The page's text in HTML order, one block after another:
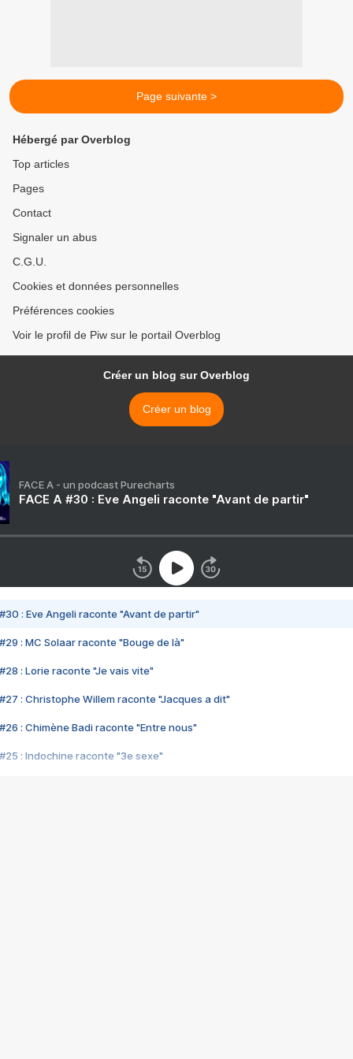
Page suivante >
Hébergé par Overblog
Top articles
Pages
Contact
Signaler un abus
C.G.U.
Cookies et données personnelles
Préférences cookies
Voir le profil de Piw sur le portail Overblog
Créer un blog sur Overblog
Créer un blog
FACE A - un podcast Purecharts
FACE A #30 : Eve Angeli raconte "Avant de partir"
#30 : Eve Angeli raconte "Avant de partir"
#29 : MC Solaar raconte "Bouge de là"
#28 : Lorie raconte "Je vais vite"
#27 : Christophe Willem raconte "Jacques a dit"
#26 : Chimène Badi raconte "Entre nous"
#25 : Indochine raconte "3e sexe"